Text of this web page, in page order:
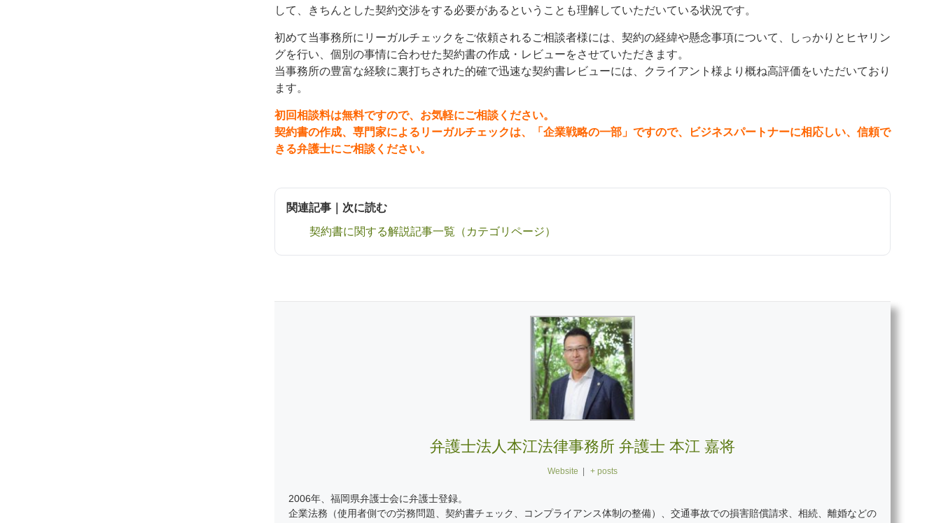
して、きちんとした契約交渉をする必要があるということも理解していただいている状況です。
初めて当事務所にリーガルチェックをご依頼されるご相談者様には、契約の経緯や懸念事項について、しっかりとヒヤリン
グを行い、個別の事情に合わせた契約書の作成・レビューをさせていただきます。
当事務所の豊富な経験に裏打ちされた的確で迅速な契約書レビューには、クライアント様より概ね高評価をいただいており
ます。
初回相談料は無料ですので、お気軽にご相談ください。
契約書の作成、専門家によるリーガルチェックは、「 企業戦略の一部」ですので、ビジネスパートナーに相応しい、信頼で
きる弁護士にご相談ください。
関連記事｜次に読む
契約書に関する解説記事一覧（カテゴリページ）
弁護士法人本江法律事務所 弁護士 本江 嘉将
Website + posts
2006年、福岡県弁護士会に弁護士登録。
企業法務（使用者側での労務問題、契約書チェック、コンプライアンス体制の整備）、交通事故での損害賠償請求、相続、離婚などの